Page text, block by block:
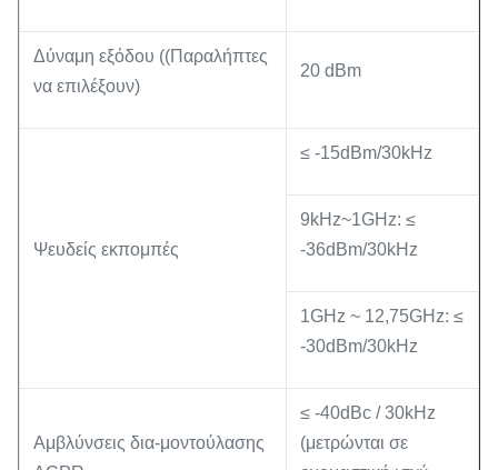
Δύναμη εξόδου ((Παραλήπτες
να επιλέξουν)
20 dBm
Ψευδείς εκπομπές
≤ -15dBm/30kHz
9kHz~1GHz: ≤
-36dBm/30kHz
1GHz ~ 12,75GHz: ≤
-30dBm/30kHz
Αμβλύνσεις δια-μοντούλασης
≤ -40dBc / 30kHz
(μετρώνται σε